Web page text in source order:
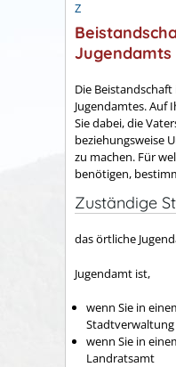
Z
Die
Jugendamtes. Auf
Sie dabei, die
beziehungsweise
zu machen. Für
benötigen,
Zuständige
das örtliche
Jugendamt ist,
wenn Sie in
Stadtverwaltung
wenn Sie in
Landratsamt